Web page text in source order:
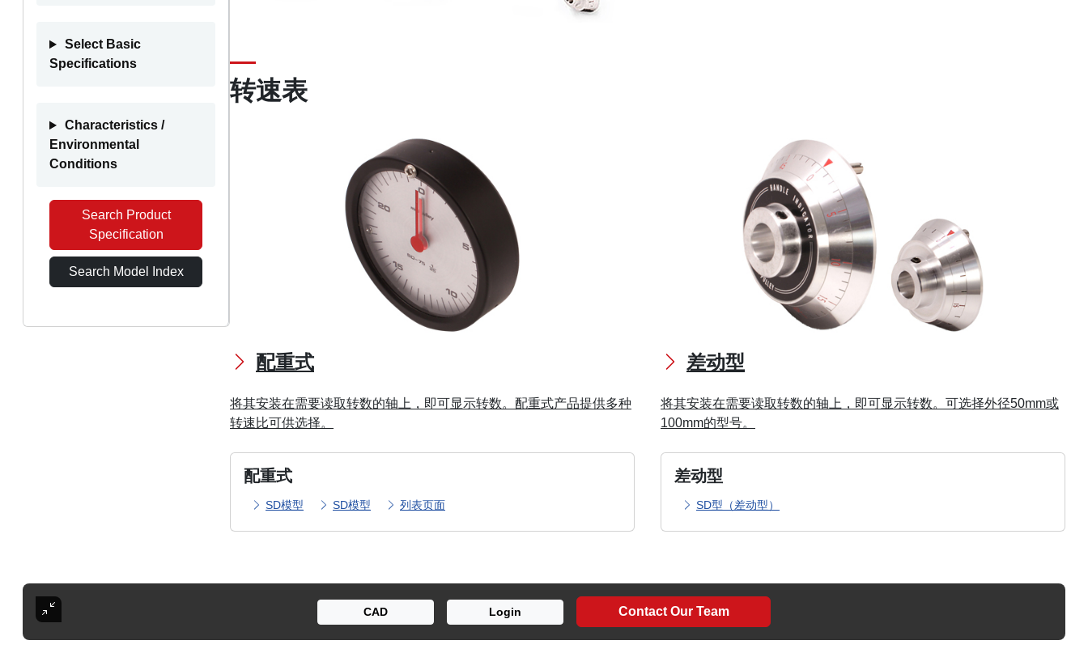
Select Basic
Specifications
Characteristics /
Environmental
Conditions
Search Product
Specification
Search Model Index
转速表
配重式
将其安装在需要读取转数的轴上，即可显示转数。配重式产品提供多种
转速比可供选择。
配重式
SD模型 SD模型 列表页面
差动型
将其安装在需要读取转数的轴上，即可显示转数。可选择外径50mm或
100mm的型号。
差动型
SD型（差动型）
CAD Login Contact Our Team